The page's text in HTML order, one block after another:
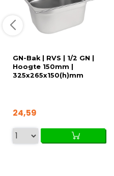
GN-Bak | RVS | 1/2 GN |
Hoogte 150mm |
325x265x150(h)mm
24,59